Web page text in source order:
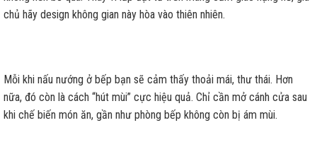
chủ hãy design không gian này hòa vào thiên nhiên.
Mỗi khi nấu nướng ở bếp bạn sẽ cảm thấy thoải mái, thư thái. Hơn
nữa, đó còn là cách “hút mùi” cực hiệu quả. Chỉ cần mở cánh cửa sau
khi chế biến món ăn, gần như phòng bếp không còn bị ám mùi.